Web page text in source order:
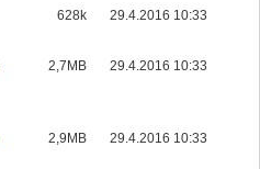
628k 29.4.2016 10:33
2,7MB 29.4.2016 10:33
2,9MB 29.4.2016 10:33